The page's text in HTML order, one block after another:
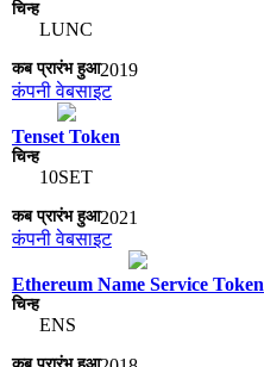
LUNC
2019
कंपनी वेबसाइट
Tenset Token
10SET
2021
कंपनी वेबसाइट
Ethereum Name Service Token
ENS